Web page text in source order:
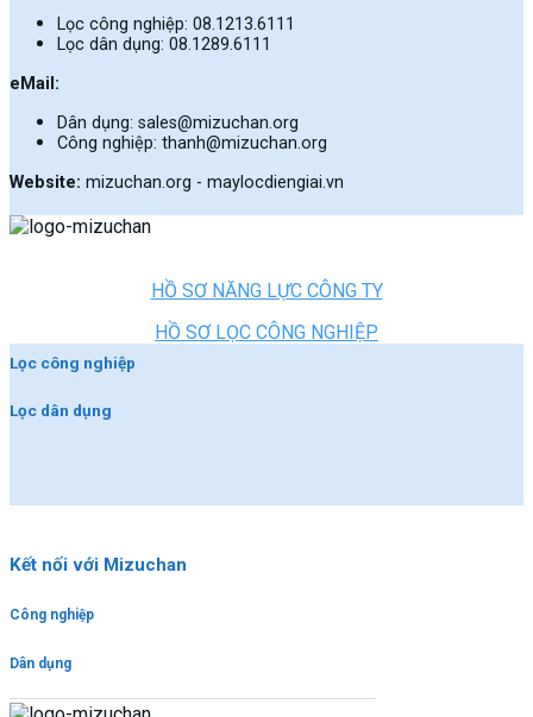
Lọc công nghiệp: 08.1213.6111
Lọc dân dụng: 08.1289.6111
eMail:
Dân dụng: sales@mizuchan.org
Công nghiệp: thanh@mizuchan.org
Website: mizuchan.org - maylocdiengiai.vn
HỒ SƠ NĂNG LỰC CÔNG TY
HỒ SƠ LỌC CÔNG NGHIỆP
Lọc công nghiệp
Lọc dân dụng
Kết nối với Mizuchan
Công nghiệp
Dân dụng